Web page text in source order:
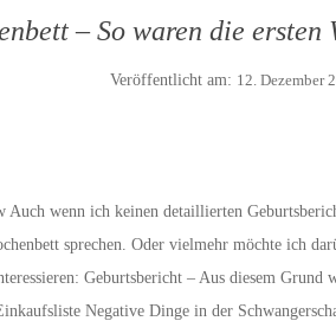
– So waren die
Veröffentlicht am: 12. Dezember
Auch wenn ich keinen detaillierten
sprechen. Oder vielmehr möchte ich
Geburtsbericht – Aus diesem Grund
Negative Dinge in der